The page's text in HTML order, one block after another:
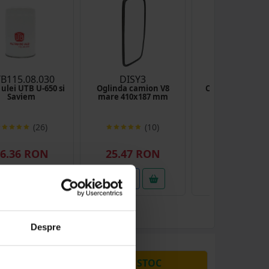
Despre
UTB U-650 si
Saviem
(26)
RON
DISY3
Oglinda camion V8
mare 410x187 mm
(10)
25.47 RON
Detalii
Cui siguranta
PRODUSE DIN STOC